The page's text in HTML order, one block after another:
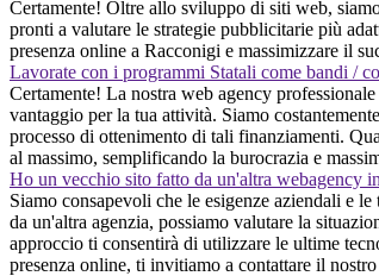
Certamente! Oltre allo sviluppo di siti web,
pronti a valutare le strategie pubblicitarie più
presenza online a Racconigi e massimizzare il
Lavorate con i programmi Statali come bandi /
Certamente! La nostra web agency
vantaggio per la tua attività. Siamo
processo di ottenimento di tali finanziamenti.
al massimo, semplificando la burocrazia e
Ho un vecchio sito fatto da un'altra webagency
Siamo consapevoli che le esigenze aziendali e
da un'altra agenzia, possiamo valutare la
approccio ti consentirà di utilizzare le ultime
presenza online, ti invitiamo a contattare il